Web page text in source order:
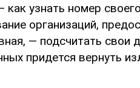
узнать номер
организаций,
— подсчитать свои
придется вернуть